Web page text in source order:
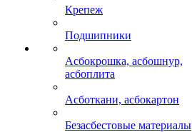
Крепеж
Подшипники
Асбокрошка, асбошнур,
асбоплита
Асботкани, асбокартон
Безасбестовые материалы